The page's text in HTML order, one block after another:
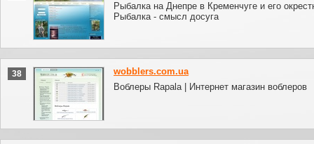
Рыбалка на Днепре в Кременчуге и его
Рыбалка - смысл досуга
38
wobblers.com.ua
Воблеры Rapala | Интернет магазин воблеров